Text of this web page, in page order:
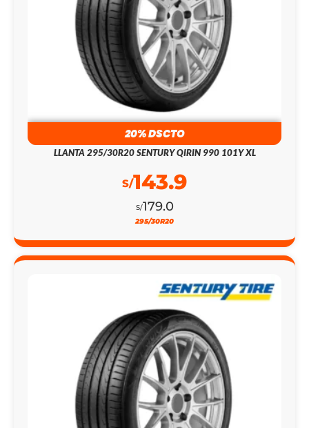
20% DSCTO
LLANTA 295/30R20 SENTURY QIRIN 990 101Y XL
S/179.0
S/143.9
295/30R20